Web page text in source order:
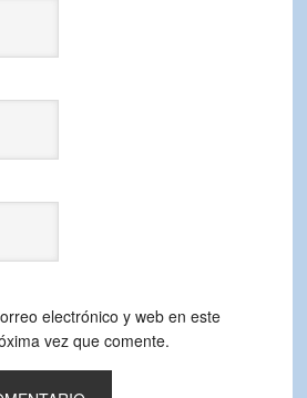
electrónico y web en este
vez que comente.